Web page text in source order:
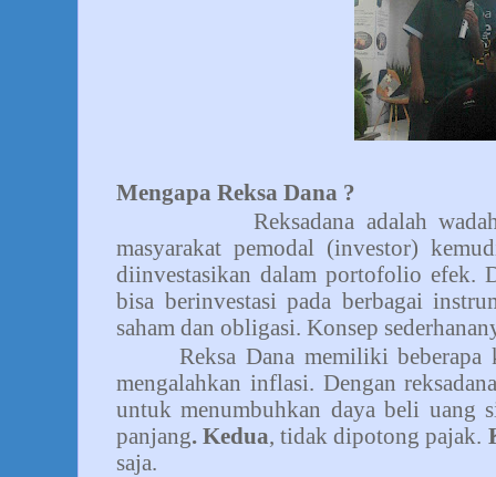
Mengapa Reksa Dana ?
Reksadana adalah wadah
masyarakat pemodal (investor)
diinvestasikan dalam portofolio efek.
bisa berinvestasi pada berbagai
saham dan obligasi. Konsep
Reksa Dana memiliki
mengalahkan inflasi. Dengan
untuk menumbuhkan daya beli uang
panjang. Kedua, tidak dipotong pajak.
saja.